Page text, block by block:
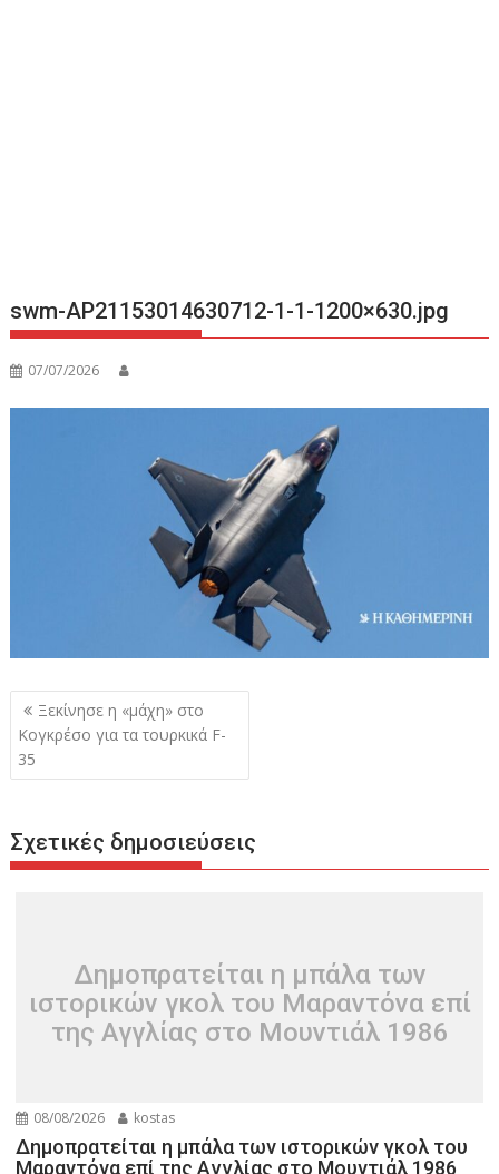
swm-AP21153014630712-1-1-1200×630.jpg
07/07/2026
Πλοήγηση
άρθρων
Ξεκίνησε η «μάχη» στο
Κογκρέσο για τα τουρκικά F-
35
Σχετικές δημοσιεύσεις
Δημοπρατείται η μπάλα των
ιστορικών γκολ του Μαραντόνα επί
της Αγγλίας στο Μουντιάλ 1986
08/08/2026 kostas
Δημοπρατείται η μπάλα των ιστορικών γκολ του
Μαραντόνα επί της Αγγλίας στο Μουντιάλ 1986